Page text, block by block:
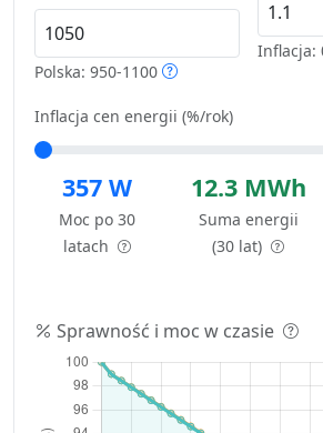
Polska: 950-1100
Inflacja:
Inflacja cen energii (%/rok)
357 W
Moc po 30
latach
12.3 MWh
Suma energii
(30 lat)
Sprawność i moc w czasie